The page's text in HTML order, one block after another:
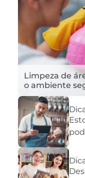
Limpeza de
o ambiente